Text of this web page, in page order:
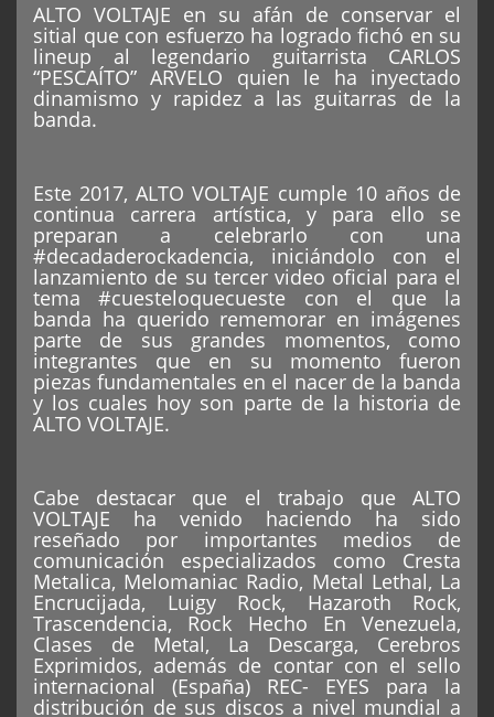
ALTO VOLTAJE en su afán de conservar el
sitial que con esfuerzo ha logrado fichó en su
lineup al legendario guitarrista CARLOS
“PESCAÍTO” ARVELO quien le ha inyectado
dinamismo y rapidez a las guitarras de la
banda.
Este 2017, ALTO VOLTAJE cumple 10 años de
continua carrera artística, y para ello se
preparan a celebrarlo con una
#decadaderockadencia, iniciándolo con el
lanzamiento de su tercer video oficial para el
tema #cuesteloquecueste con el que la
banda ha querido rememorar en imágenes
parte de sus grandes momentos, como
integrantes que en su momento fueron
piezas fundamentales en el nacer de la banda
y los cuales hoy son parte de la historia de
ALTO VOLTAJE.
Cabe destacar que el trabajo que ALTO
VOLTAJE ha venido haciendo ha sido
reseñado por importantes medios de
comunicación especializados como Cresta
Metalica, Melomaniac Radio, Metal Lethal, La
Encrucijada, Luigy Rock, Hazaroth Rock,
Trascendencia, Rock Hecho En Venezuela,
Clases de Metal, La Descarga, Cerebros
Exprimidos, además de contar con el sello
internacional (España) REC- EYES para la
distribución de sus discos a nivel mundial a